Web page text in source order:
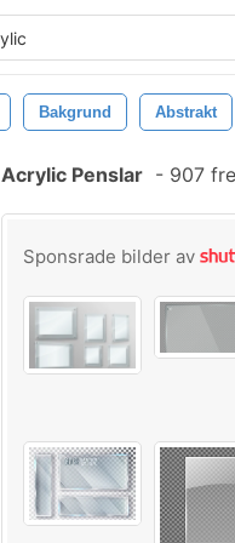
Bakgrund Abstrakt
Acrylic Penslar - 907
Sponsrade bilder av